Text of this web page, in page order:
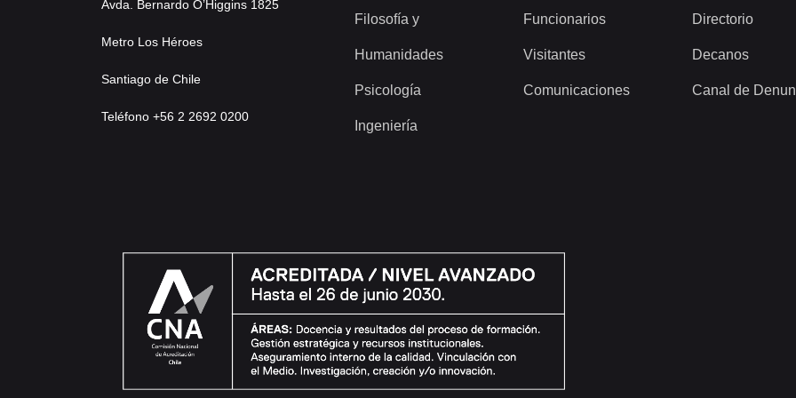
Avda. Bernardo O’Higgins 1825
Metro Los Héroes
Santiago de Chile
Teléfono +56 2 2692 0200
Filosofía y
Humanidades
Psicología
Ingeniería
Funcionarios
Visitantes
Comunicaciones
Directorio
Decanos
Canal de